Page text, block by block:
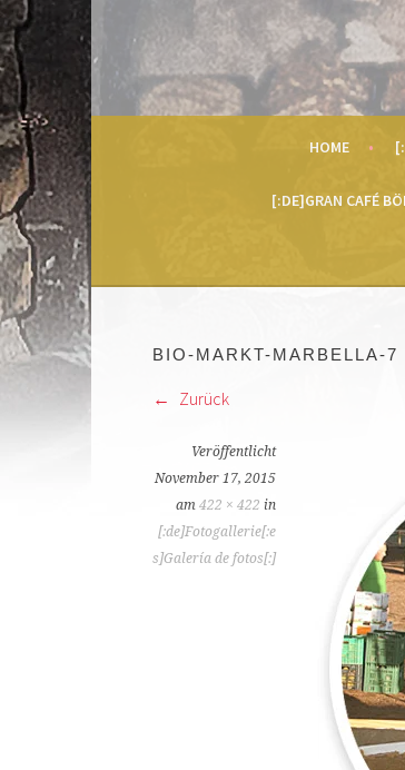
zum
Inhalt
HOME
[:DE]GRAN CAFÉ
BIO-MARKT-MARBELLA-7
Zurück
Veröffentlicht
November 17, 2015
am 422 × 422 in
[:de]Fotogallerie[:e
s]Galería de fotos[:]